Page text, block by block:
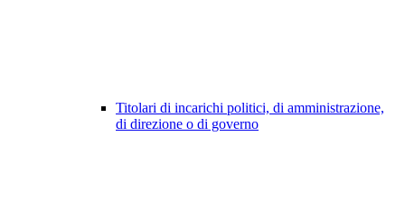
Titolari di incarichi politici, di amministrazione,
di direzione o di governo